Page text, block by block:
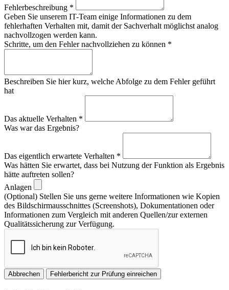
Fehlerbeschreibung *
Geben Sie unserem IT-Team einige Informationen zu dem
fehlerhaften Verhalten mit, damit der Sachverhalt möglichst analog
nachvollzogen werden kann.
Schritte, um den Fehler nachvollziehen zu können *
Beschreiben Sie hier kurz, welche Abfolge zu dem Fehler geführt
hat
Das aktuelle Verhalten *
Was war das Ergebnis?
Das eigentlich erwartete Verhalten *
Was hätten Sie erwartet, dass bei Nutzung der Funktion als Ergebnis
hätte auftreten sollen?
Anlagen
(Optional) Stellen Sie uns gerne weitere Informationen wie Kopien
des Bildschirmausschnittes (Screenshots), Dokumentationen oder
Informationen zum Vergleich mit anderen Quellen/zur externen
Qualitätssicherung zur Verfügung.
Abbrechen Fehlerbericht zur Prüfung einreichen